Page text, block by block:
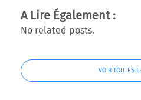
A Lire Également :
No related posts.
VOIR TOUTES